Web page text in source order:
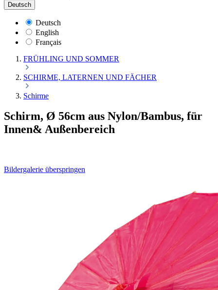
Deutsch
Deutsch
English
Français
FRÜHLING UND SOMMER
SCHIRME, LATERNEN UND FÄCHER
Schirme
Schirm, Ø 56cm aus Nylon/Bambus, für
Innen& Außenbereich
Bildergalerie überspringen